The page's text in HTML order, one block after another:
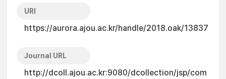
URI
https://aurora.ajou.ac.kr/handle/2018.oak/13837
Journal URL
http://dcoll.ajou.ac.kr:9080/dcollection/jsp/com